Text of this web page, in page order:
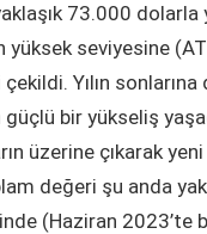
73.000
yüksek seviyesine
Yılın
bir yükseliş
üzerine çıkarak
değeri şu anda
(Haziran 2023’te